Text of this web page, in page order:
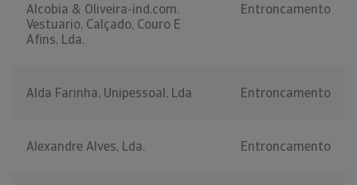
Alcobia & Oliveira-ind.com.
Vestuario, Calçado, Couro E
Afins, Lda.
Entroncamento
Alda Farinha, Unipessoal, Lda Entroncamento
Alexandre Alves, Lda. Entroncamento